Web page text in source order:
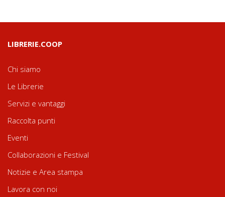
LIBRERIE.COOP
Chi siamo
Le Librerie
Servizi e vantaggi
Raccolta punti
Eventi
Collaborazioni e Festival
Notizie e Area stampa
Lavora con noi